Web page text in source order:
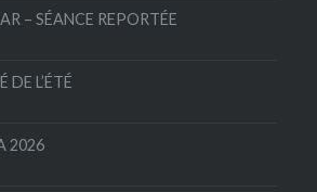
– SÉANCE REPORTÉE
DE L’ÉTÉ
2026